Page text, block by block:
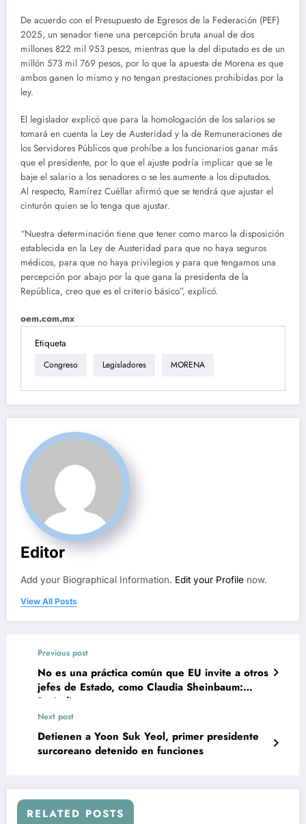
De acuerdo con el Presupuesto de Egresos de la Federación (PEF)
2025, un senador tiene una percepción bruta anual de dos
millones 822 mil 953 pesos, mientras que la del diputado es de un
millón 573 mil 769 pesos, por lo que la apuesta de Morena es que
ambos ganen lo mismo y no tengan prestaciones prohibidas por la
ley.
El legislador explicó que para la homologación de los salarios se
tomará en cuenta la Ley de Austeridad y la de Remuneraciones de
los Servidores Públicos que prohíbe a los funcionarios ganar más
que el presidente, por lo que el ajuste podría implicar que se le
baje el salario a los senadores o se les aumente a los diputados.
Al respecto, Ramírez Cuéllar afirmó que se tendrá que ajustar el
cinturón quien se lo tenga que ajustar.
“Nuestra determinación tiene que tener como marco la disposición
establecida en la Ley de Austeridad para que no haya seguros
médicos, para que no haya privilegios y para que tengamos una
percepción por abajo por la que gana la presidenta de la
República, creo que es el criterio básico”, explicó.
oem.com.mx
Etiqueta
Congreso Legisladores MORENA
Editor
Add your Biographical Information. Edit your Profile now.
View All Posts
Previous post
No es una práctica común que EU invite a otros
jefes de Estado, como Claudia Sheinbaum:
Periodista
Next post
Detienen a Yoon Suk Yeol, primer presidente
surcoreano detenido en funciones
RELATED POSTS